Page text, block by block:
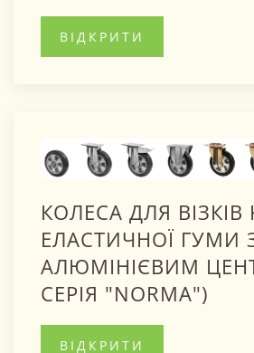
ВІДКРИТИ
КОЛЕСА ДЛЯ ВІЗКІВ
ЕЛАСТИЧНОЇ ГУМИ
АЛЮМІНІЄВИМ
СЕРІЯ "NORMA")
ВІДКРИТИ